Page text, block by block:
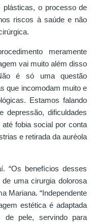
plásticas, o processo de
riscos à saúde e não
meramente
vai muito além disso
é só uma questão
que incomodam muito e
Estamos falando
dificuldades
fobia social por conta
e retirada da auréola
“Os benefícios desses
uma cirurgia dolorosa
Mariana. “Independente
estética é adaptada
pele, servindo para